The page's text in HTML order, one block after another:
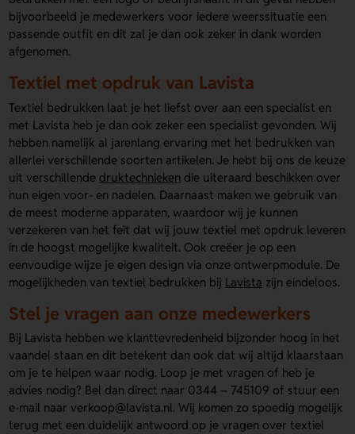
bijvoorbeeld je medewerkers voor iedere weerssituatie een
passende outfit en dit zal je dan ook zeker in dank worden
afgenomen.
Textiel met opdruk van Lavista
Textiel bedrukken laat je het liefst over aan een specialist en
met Lavista heb je dan ook zeker een specialist gevonden. Wij
hebben namelijk al jarenlang ervaring met het bedrukken van
allerlei verschillende soorten artikelen. Je hebt bij ons de keuze
uit verschillende druktechnieken die uiteraard beschikken over
hun eigen voor- en nadelen. Daarnaast maken we gebruik van
de meest moderne apparaten, waardoor wij je kunnen
verzekeren van het feit dat wij jouw textiel met opdruk leveren
in de hoogst mogelijke kwaliteit. Ook creëer je op een
eenvoudige wijze je eigen design via onze ontwerpmodule. De
mogelijkheden van textiel bedrukken bij Lavista zijn eindeloos.
Stel je vragen aan onze medewerkers
Bij Lavista hebben we klanttevredenheid bijzonder hoog in het
vaandel staan en dit betekent dan ook dat wij altijd klaarstaan
om je te helpen waar nodig. Loop je met vragen of heb je
advies nodig? Bel dan direct naar 0344 – 745109 of stuur een
e-mail naar verkoop@lavista.nl. Wij komen zo spoedig mogelijk
terug met een duidelijk antwoord op je vragen over textiel